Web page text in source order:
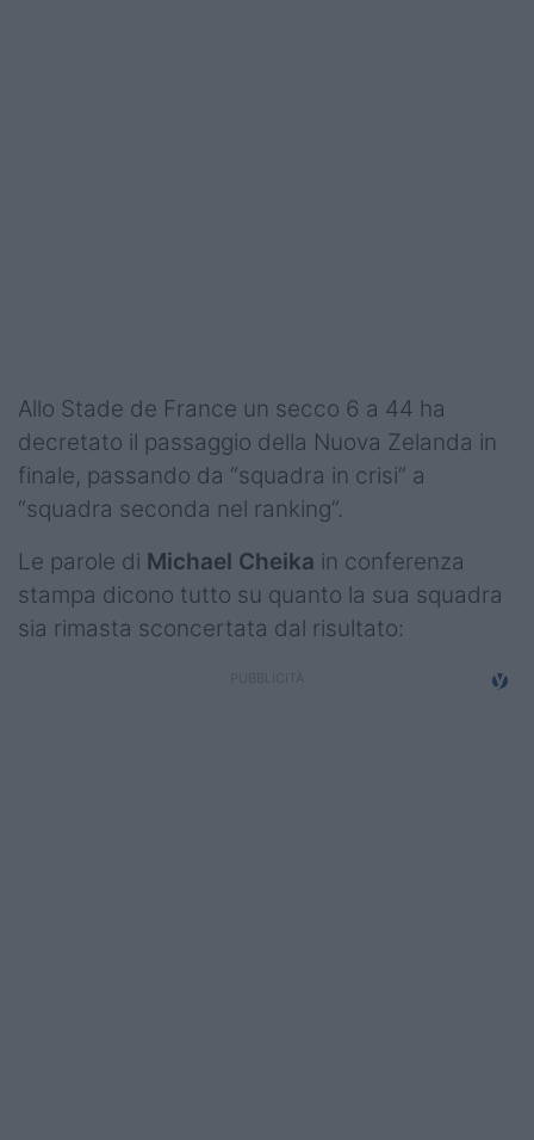
Allo Stade de France un secco 6 a 44 ha
decretato il passaggio della Nuova Zelanda in
finale, passando da “squadra in crisi” a
“squadra seconda nel ranking”.
Le parole di Michael Cheika in conferenza
stampa dicono tutto su quanto la sua squadra
sia rimasta sconcertata dal risultato: